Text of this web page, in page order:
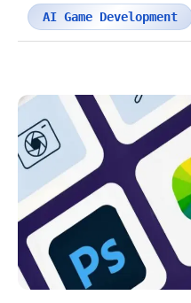
AI Game Development